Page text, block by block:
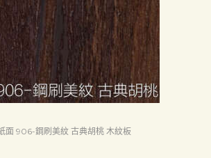
面 906-鋼刷美紋 古典胡桃 木紋板